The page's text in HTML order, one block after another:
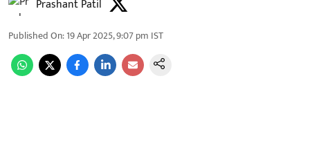
Prashant Patil
Published On:19 Apr 2025, 9:07 pm IST